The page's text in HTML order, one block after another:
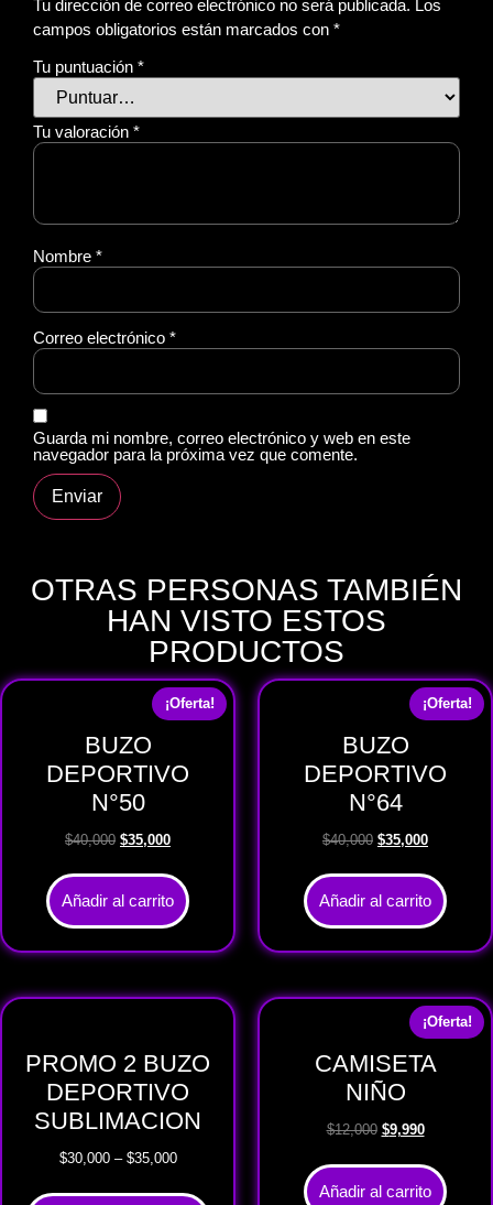
Tu dirección de correo electrónico no será publicada. Los
campos obligatorios están marcados con *
Tu puntuación *
Tu valoración *
Nombre *
Correo electrónico *
Guarda mi nombre, correo electrónico y web en este
navegador para la próxima vez que comente.
OTRAS PERSONAS TAMBIÉN
HAN VISTO ESTOS
PRODUCTOS
¡Oferta!
BUZO
DEPORTIVO
N°50
$40,000 $35,000
Añadir al carrito
¡Oferta!
BUZO
DEPORTIVO
N°64
$40,000 $35,000
Añadir al carrito
PROMO 2 BUZO
DEPORTIVO
SUBLIMACION
$30,000– $35,000
¡Oferta!
CAMISETA
NIÑO
$12,000 $9,990
Añadir al carrito